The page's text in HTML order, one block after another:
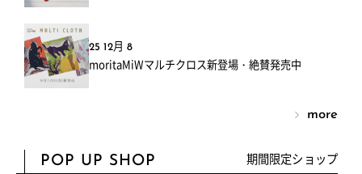
25 12月 8
moritaMiWマルチクロス新登場・絶賛発売中
more
POP UP SHOP 期間限定ショップ